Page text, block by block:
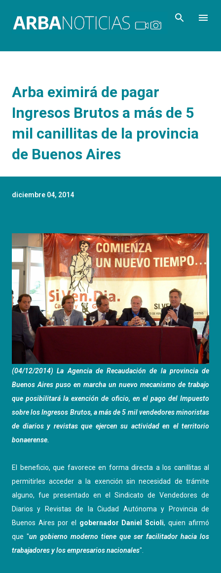
Arba eximirá de pagar
Ingresos Brutos a más de 5
mil canillitas de la provincia
de Buenos Aires
diciembre 04, 2014
(04/12/2014) La Agencia de Recaudación de la provincia de
Buenos Aires puso en marcha un nuevo mecanismo de trabajo
que posibilitará la exención de oficio, en el pago del Impuesto
sobre los Ingresos Brutos, a más de 5 mil vendedores minoristas
de diarios y revistas que ejercen su actividad en el territorio
bonaerense.
El beneficio, que favorece en forma directa a los canillitas al
permitirles acceder a la exención sin necesidad de trámite
alguno, fue presentado en el Sindicato de Vendedores de
Diarios y Revistas de la Ciudad Autónoma y Provincia de
Buenos Aires por el gobernador Daniel Scioli, quien afirmó
que "un gobierno moderno tiene que ser facilitador hacia los
trabajadores y los empresarios nacionales".